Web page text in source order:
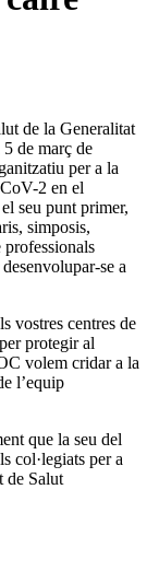
de la Generalitat
de març de
per a la
2 en el
seu punt primer,
simposis,
se a
vostres centres de
protegir al
volem cridar a la
l’equip
que la seu del
col·legiats per a
de Salut